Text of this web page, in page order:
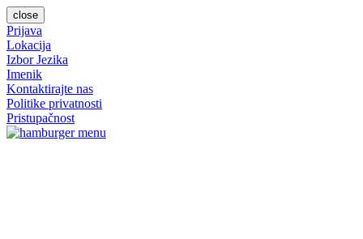
close
Prijava
Lokacija
Izbor Jezika
Imenik
Kontaktirajte nas
Politike privatnosti
Pristupačnost